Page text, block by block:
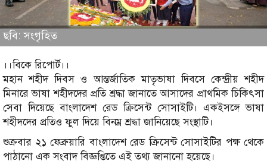
ছবি: সংগৃহিত
।।বিকে রিপোর্ট।।
মহান শহীদ দিবস ও আন্তর্জাতিক মাতৃভাষা দিবসে কেন্দ্রীয় শহীদ
মিনারে ভাষা শহীদদের প্রতি শ্রদ্ধা জানাতে আসাদের প্রাথমিক চিকিৎসা
সেবা দিয়েছে বাংলাদেশ রেড ক্রিসেন্ট সোসাইটি। একইসঙ্গে ভাষা
শহীদদের প্রতিও ফুল দিয়ে বিনম্র শ্রদ্ধা জানিয়েছে সংস্থাটি।
শুক্রবার ২১ ফেব্রুয়ারি বাংলাদেশ রেড ক্রিসেন্ট সোসাইটির পক্ষ থেকে
পাঠানো এক সংবাদ বিজ্ঞপ্তিতে এই তথ্য জানানো হয়েছে।